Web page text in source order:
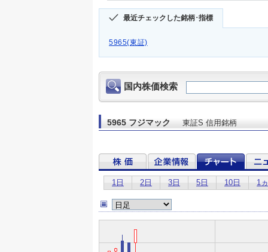
最近チェックした銘柄･指標
5965(東証)